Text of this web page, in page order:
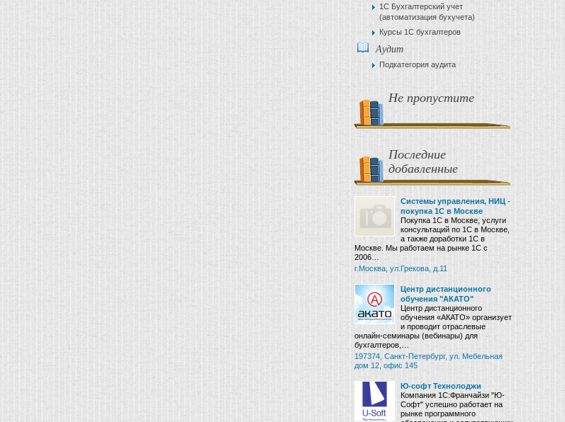
1С Бухгалтерский учет
(автоматизация бухучета)
Курсы 1С бухгалтеров
Аудит
Подкатегория аудита
Не пропустите
Последние
добавленные
Системы управления, НИЦ -
покупка 1С в Москве
Покупка 1С в Москве, услуги
консультаций по 1С в Москве,
а также доработки 1С в
Москве. Мы работаем на рынке 1С с
2006…
г.Москва, ул.Грекова, д.11
Центр дистанционного
обучения "АКАТО"
Центр дистанционного
обучения «АКАТО» организует
и проводит отраслевые
онлайн-семинары (вебинары) для
бухгалтеров,…
197374, Санкт-Петербург, ул. Мебельная
дом 12, офис 145
Ю-софт Технолоджи
Компания 1С:Франчайзи "Ю-
Софт" успешно работает на
рынке программного